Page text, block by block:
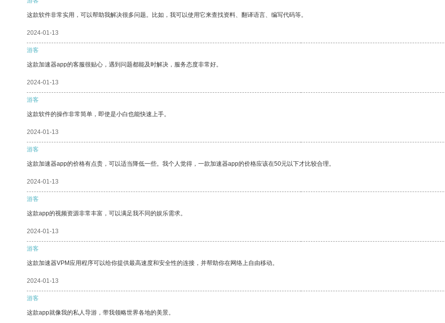
这款软件非常实用，可以帮助我解决很多问题。比如，我可以使用它来查找资料、翻译语言、编写代码等。
2024-01-13
游客
这款加速器app的客服很贴心，遇到问题都能及时解决，服务态度非常好。
2024-01-13
游客
这款软件的操作非常简单，即使是小白也能快速上手。
2024-01-13
游客
这款加速器app的价格有点贵，可以适当降低一些。我个人觉得，一款加速器app的价格应该在50元以下才比较合理。
2024-01-13
游客
这款app的视频资源非常丰富，可以满足我不同的娱乐需求。
2024-01-13
游客
这款加速器VPM应用程序可以给你提供最高速度和安全性的连接，并帮助你在网络上自由移动。
2024-01-13
游客
这款app就像我的私人导游，带我领略世界各地的美景。